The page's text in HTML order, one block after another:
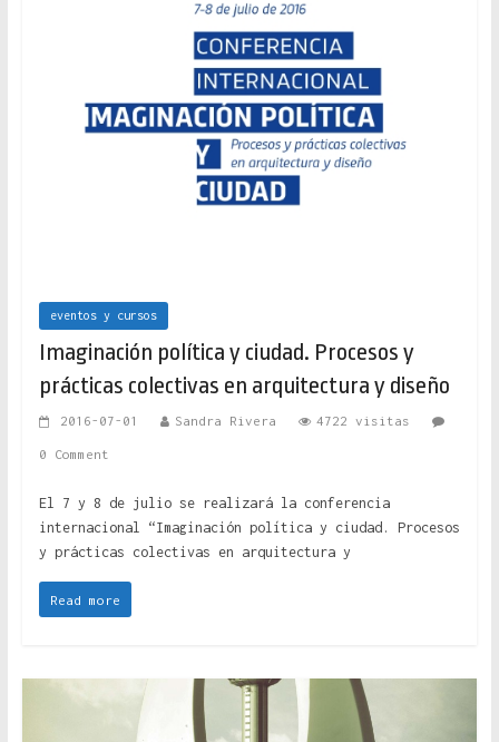
eventos y cursos
Imaginación política y ciudad. Procesos y
prácticas colectivas en arquitectura y diseño
2016-07-01 Sandra Rivera 4722 visitas
0 Comment
El 7 y 8 de julio se realizará la conferencia
internacional “Imaginación política y ciudad. Procesos
y prácticas colectivas en arquitectura y
Read more